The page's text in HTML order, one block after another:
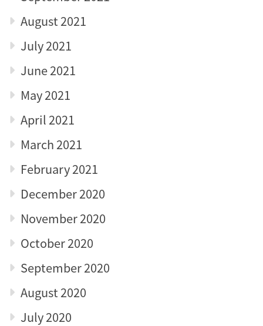
August 2021
July 2021
June 2021
May 2021
April 2021
March 2021
February 2021
December 2020
November 2020
October 2020
September 2020
August 2020
July 2020